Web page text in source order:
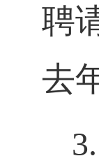
聘
去
3.